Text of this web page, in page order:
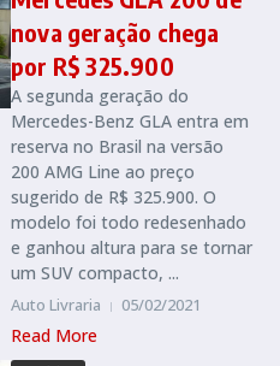
nova geração chega
por R$ 325.900
A segunda geração do
Mercedes-Benz GLA entra em
reserva no Brasil na versão
200 AMG Line ao preço
sugerido de R$ 325.900. O
modelo foi todo redesenhado
e ganhou altura para se tornar
um SUV compacto, ...
Auto Livraria 05/02/2021
Read More